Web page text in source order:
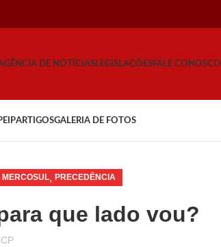
DE NOTÍCIASLEGISLAÇÕESFALE CONOSCO
EIPARTIGOSGALERIA DE FOTOS
MERCOSUL,PRECEDÊNCIA
que lado vou?